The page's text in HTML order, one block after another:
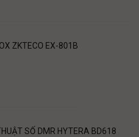
ZKTECO EX-801B
SỐ DMR HYTERA BD618